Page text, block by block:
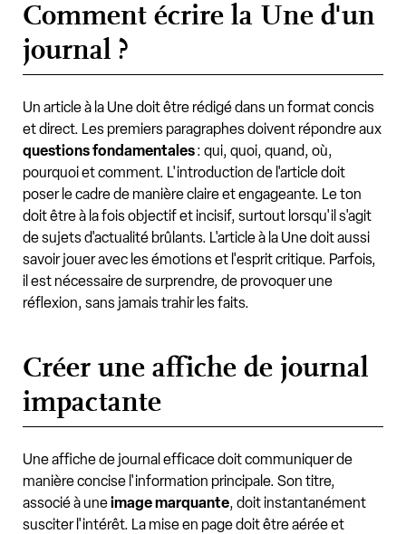
Comment écrire la Une d'un
journal ?
Un article à la Une doit être rédigé dans un format concis
et direct. Les premiers paragraphes doivent répondre aux
questions fondamentales: qui, quoi, quand, où,
pourquoi et comment. L'introduction de l'article doit
poser le cadre de manière claire et engageante. Le ton
doit être à la fois objectif et incisif, surtout lorsqu'il s'agit
de sujets d'actualité brûlants. L'article à la Une doit aussi
savoir jouer avec les émotions et l'esprit critique. Parfois,
il est nécessaire de surprendre, de provoquer une
réflexion, sans jamais trahir les faits.
Créer une affiche de journal
impactante
Une affiche de journal efficace doit communiquer de
manière concise l'information principale. Son titre,
associé à uneimage marquante, doit instantanément
susciter l'intérêt. La mise en page doit être aérée et